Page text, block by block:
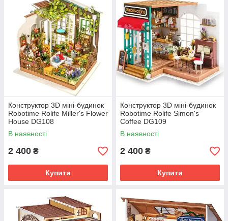
Конструктор 3D міні-будинок
Robotime Rolife Miller's Flower
House DG108
В наявності
2 400 ₴
Купити
Конструктор 3D міні-будинок
Robotime Rolife Simon's
Coffee DG109
В наявності
2 400 ₴
Купити